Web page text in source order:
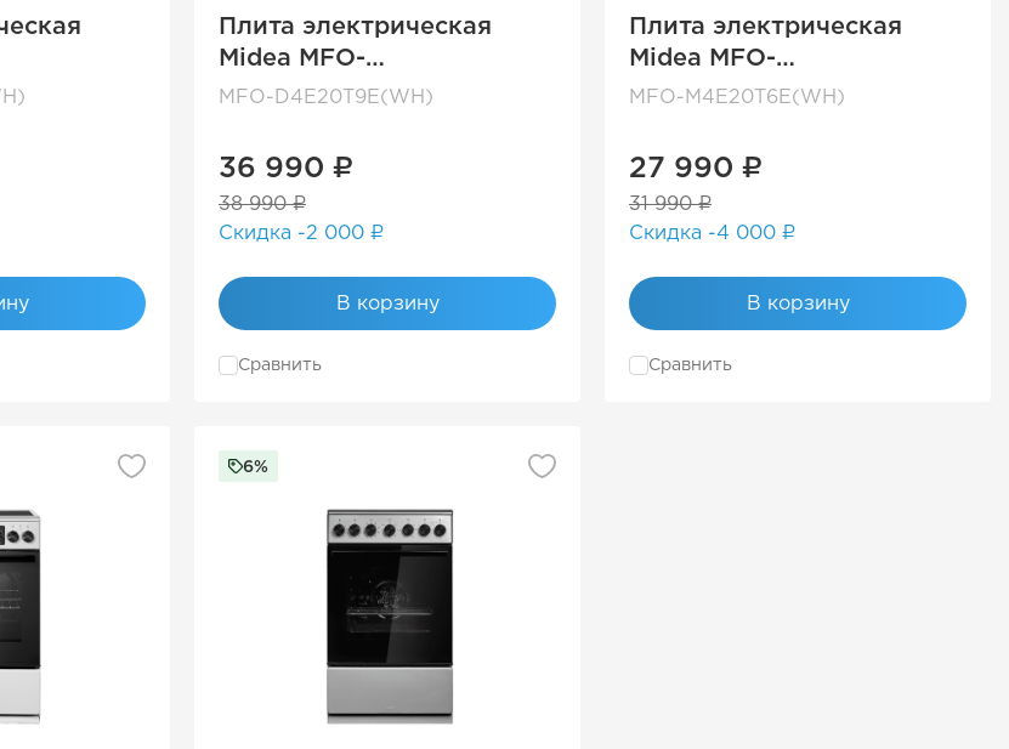
Плита электрическая
Midea MFO-
D4E20T9E(WH)
MFO-D4E20T9E(WH)
36 990 ₽
38 990 ₽
Скидка -2 000 ₽
В корзину
Сравнить
Плита электрическая
Midea MFO-
M4E20T6E(WH)
MFO-M4E20T6E(WH)
27 990 ₽
31 990 ₽
Скидка -4 000 ₽
В корзину
Сравнить
6%